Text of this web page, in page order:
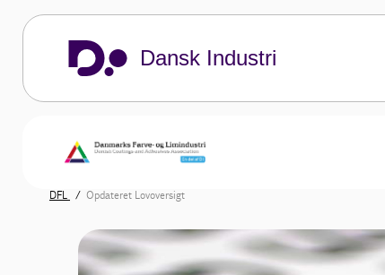
Dansk Industri
DFL Opdateret Lovoversigt